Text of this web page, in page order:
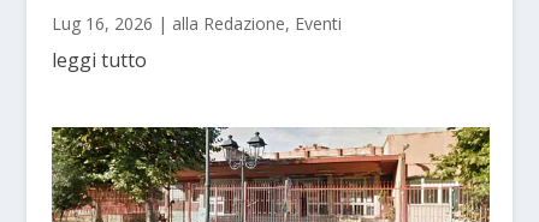
Lug 16, 2026 | alla Redazione, Eventi
leggi tutto